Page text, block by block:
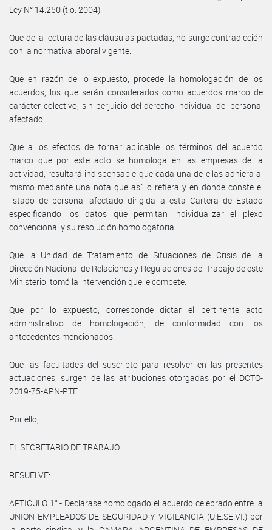
Ley N° 14.250 (t.o. 2004).
Que de la lectura de las cláusulas pactadas, no surge contradicción
con la normativa laboral vigente.
Que en razón de lo expuesto, procede la homologación de los
acuerdos, los que serán considerados como acuerdos marco de
carácter colectivo, sin perjuicio del derecho individual del personal
afectado.
Que a los efectos de tornar aplicable los términos del acuerdo
marco que por este acto se homologa en las empresas de la
actividad, resultará indispensable que cada una de ellas adhiera al
mismo mediante una nota que así lo refiera y en donde conste el
listado de personal afectado dirigida a esta Cartera de Estado
especificando los datos que permitan individualizar el plexo
convencional y su resolución homologatoria.
Que la Unidad de Tratamiento de Situaciones de Crisis de la
Dirección Nacional de Relaciones y Regulaciones del Trabajo de este
Ministerio, tomó la intervención que le compete.
Que por lo expuesto, corresponde dictar el pertinente acto
administrativo de homologación, de conformidad con los
antecedentes mencionados.
Que las facultades del suscripto para resolver en las presentes
actuaciones, surgen de las atribuciones otorgadas por el DCTO-
2019-75-APN-PTE.
Por ello,
EL SECRETARIO DE TRABAJO
RESUELVE:
ARTICULO 1°.- Declárase homologado el acuerdo celebrado entre la
UNION EMPLEADOS DE SEGURIDAD Y VIGILANCIA (U.E.SE.VI.) por